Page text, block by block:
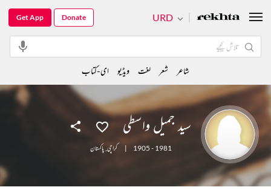
سید جمیل واسطی
1905 - 1981
| کراچی, پاکستان
URD
Get App Donate
شاعر شعر لغت ویڈیو ای-کتاب